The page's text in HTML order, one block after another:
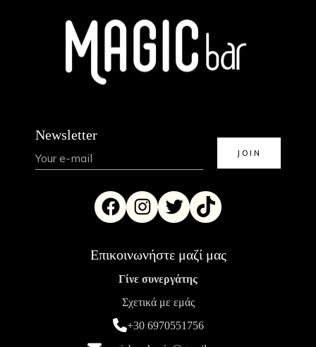
Newsletter
Επικοινωνήστε μαζί μας
Γίνε συνεργάτης
Σχετικά με εμάς
+30 6970551756